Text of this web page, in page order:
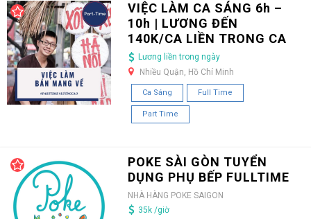
VIỆC LÀM CA SÁNG 6h –
10h | LƯƠNG ĐẾN
140K/CA LIỀN TRONG CA
Lương liền trong ngày
Nhiều Quận, Hồ Chí Minh
Ca Sáng Full Time
Part Time
POKE SÀI GÒN TUYỂN
DỤNG PHỤ BẾP FULLTIME
NHÀ HÀNG POKE SAIGON
35k /giờ